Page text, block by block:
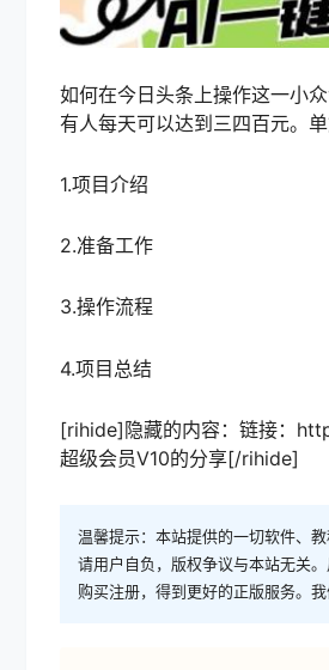
如何在今日头条上操作这一小
有人每天可以达到三四百元。
1.项目介绍
2.准备工作
3.操作流程
4.项目总结
[rihide]隐藏的内容：链接：
超级会员V10的分享[/rihide]
温馨提示：本站提供的一切软件、
请用户自负，版权争议与本站无关
购买注册，得到更好的正版服务。